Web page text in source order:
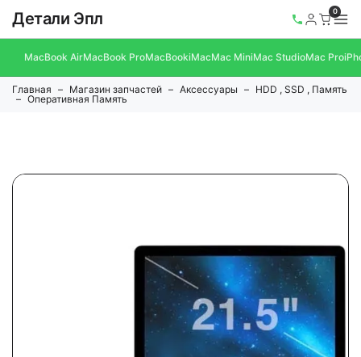
Детали Эпл 0
MacBook AirMacBook ProMacBookiMacMac MiniMac StudioMac Pro
Главная Магазин запчастей Аксессуары
HDD , SSD , Память
Оперативная Память